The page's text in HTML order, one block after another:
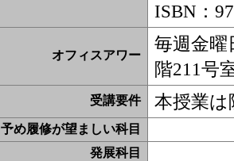
ISBN：
オフィスアワー
毎週金曜
階211号
受講要件 本授業は
予め履修が望ましい科目
発展科目